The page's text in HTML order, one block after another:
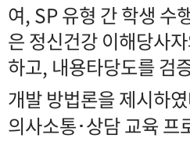
여, SP 유형 간 학생 수
은 정신건강 이해당사
하고, 내용타당도를 검
개발 방법론을 제시하
의사소통･상담 교육 프